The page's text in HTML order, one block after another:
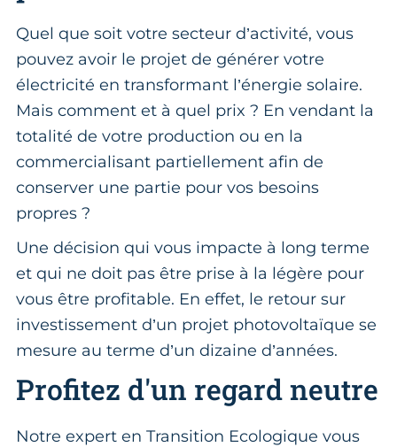
Quel que soit votre secteur d’activité, vous
pouvez avoir le projet de générer votre
électricité en transformant l’énergie solaire.
Mais comment et à quel prix ? En vendant la
totalité de votre production ou en la
commercialisant partiellement afin de
conserver une partie pour vos besoins
propres ?
Une décision qui vous impacte à long terme
et qui ne doit pas être prise à la légère pour
vous être profitable. En effet, le retour sur
investissement d’un projet photovoltaïque se
mesure au terme d’un dizaine d’années.
Profitez d'un regard neutre
Notre expert en Transition Ecologique vous